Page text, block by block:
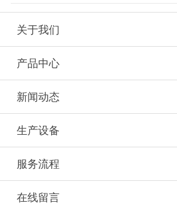
关于我们
产品中心
新闻动态
生产设备
服务流程
在线留言